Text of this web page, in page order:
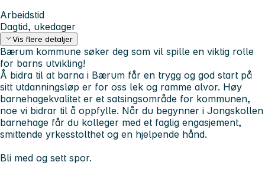
Arbeidstid
Dagtid, ukedager
Vis flere detaljer
Bærum kommune søker deg som vil spille en viktig rolle
for barns utvikling!
Å bidra til at barna i Bærum får en trygg og god start på
sitt utdanningsløp er for oss lek og ramme alvor. Høy
barnehagekvalitet er et satsingsområde for kommunen,
noe vi bidrar til å oppfylle. Når du begynner i Jongskollen
barnehage får du kolleger med et faglig engasjement,
smittende yrkesstolthet og en hjelpende hånd.
Bli med og sett spor.